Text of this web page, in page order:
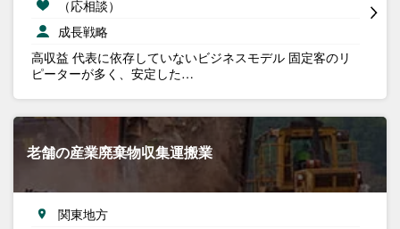
（応相談）
成長戦略
高収益 代表に依存していないビジネスモデル 固定客のリ
ピーターが多く、安定した…
老舗の産業廃棄物収集運搬業
関東地方